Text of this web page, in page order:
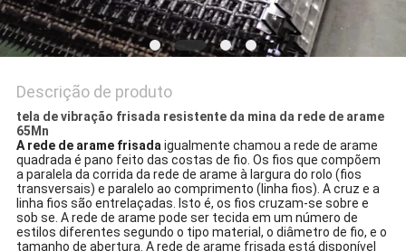
Descrição de produto
tela de vibração frisada resistente da mina da rede de arame
65Mn
A rede de arame frisadaigualmente chamou a rede de arame
quadrada é pano feito das costas de fio. Os fios que compõem
a paralela da corrida da rede de arame à largura do rolo (fios
transversais) e paralelo ao comprimento (linha fios). A cruz e a
linha fios são entrelaçadas. Isto é, os fios cruzam-se sobre e
sob se. A rede de arame pode ser tecida em um número de
estilos diferentes segundo o tipo material, o diâmetro de fio, e o
tamanho de abertura. A rede de arame frisada está disponível